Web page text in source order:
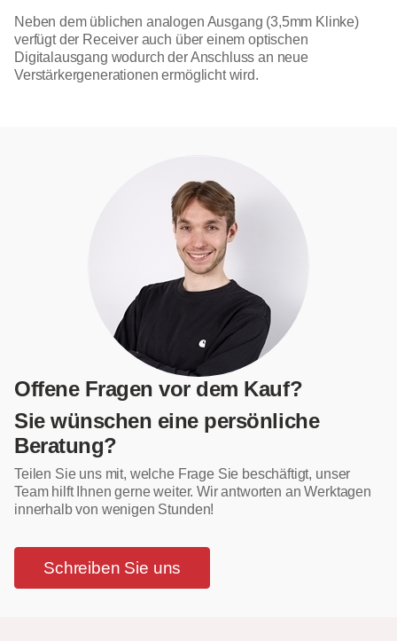
Neben dem üblichen analogen Ausgang (3,5mm Klinke)
verfügt der Receiver auch über einem optischen
Digitalausgang wodurch der Anschluss an neue
Verstärkergenerationen ermöglicht wird.
Offene Fragen vor dem Kauf?
Sie wünschen eine persönliche
Beratung?
Teilen Sie uns mit, welche Frage Sie beschäftigt, unser
Team hilft Ihnen gerne weiter. Wir antworten an Werktagen
innerhalb von wenigen Stunden!
Schreiben Sie uns